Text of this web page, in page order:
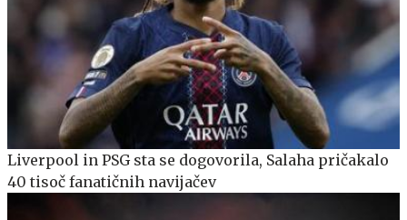
Liverpool in PSG sta se dogovorila, Salaha pričakalo
40 tisoč fanatičnih navijačev